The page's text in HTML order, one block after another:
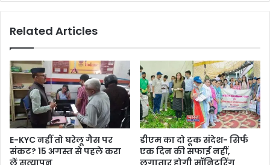
Related Articles
E-KYC नहीं तो घरेलू गैस पर
संकट? 15 अगस्त से पहले करा
डीएम का दो टूक संदेश- सिर्फ
एक दिन की सफाई नहीं,